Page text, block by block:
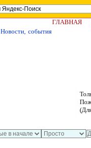
ГЛАВНАЯ
Новости, события